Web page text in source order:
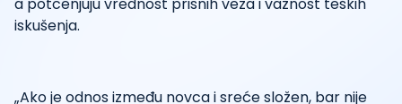
iskušenja.
„Ako je odnos između novca i sreće složen, bar nije